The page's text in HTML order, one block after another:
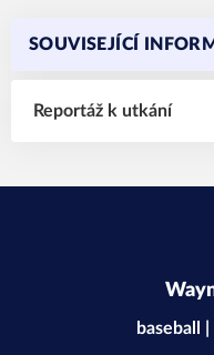
SOUVISEJÍCÍ
Reportáž k utkání
baseball